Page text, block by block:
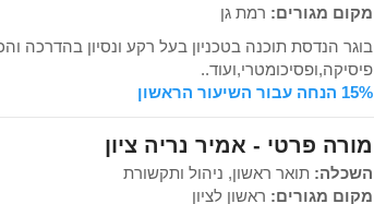
מקום מגורים: רמת גן
בוגר הנדסת תוכנה בטכניון בעל רקע ונסיון בהדרכה
פיסיקה,ופסיכומטרי,ועוד..
15% הנחה עבור השיעור הראשון
מורה פרטי - אמיר נריה ציון
השכלה: תואר ראשון, ניהול ותקשורת
מקום מגורים: ראשון לציון